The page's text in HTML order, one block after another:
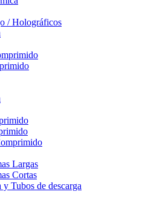
/ Holográficos
Largas
Cortas
Tubos de descarga